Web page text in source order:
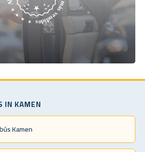
IN KAMEN
Kamen